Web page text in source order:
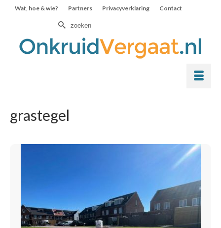
Wat, hoe & wie? Partners Privacyverklaring Contact
Zoek
grastegel